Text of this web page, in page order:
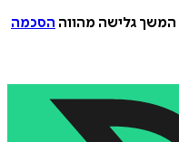
המשך גלישה מהווה הסכמה